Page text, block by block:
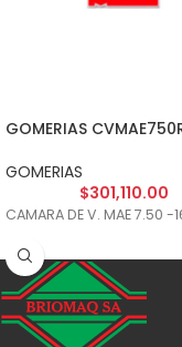
GOMERIAS
GOMERIAS
$301,110.00
CAMARA DE V. MAE 7.50 -